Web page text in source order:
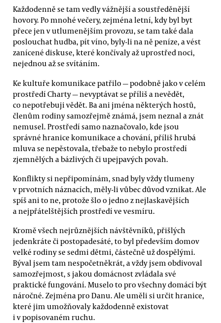
Každodenně se tam vedly vážnější a soustředěnější
hovory. Po mnohé večery, zejména letní, kdy byl byt
přece jen v utlumenějším provozu, se tam také dala
poslouchat hudba, pít víno, byly-li na ně peníze, a vést
zanícené diskuse, které končívaly až uprostřed noci,
nejednou až se svítáním.
Ke kultuře komunikace patřilo — podobně jako v celém
prostředí Charty — nevyptávat se příliš a nevědět,
co nepotřebuji vědět. Ba ani jména některých hostů,
členům rodiny samozřejmě známá, jsem neznal a znát
nemusel. Prostředí samo naznačovalo, kde jsou
správné hranice komunikace a chování, příliš hrubá
mluva se nepěstovala, třebaže to nebylo prostředí
zjemnělých a bázlivých či upejpavých povah.
Konflikty si nepřipomínám, snad byly vždy tlumeny
v prvotních náznacích, měly-li vůbec důvod vznikat. Ale
spíš ani to ne, protože šlo o jedno z nejlaskavějších
a nejpřátelštějších prostředí ve vesmíru.
Kromě všech nejrůznějších návštěvníků, přišlých
jedenkráte či postopadesáté, to byl především domov
velké rodiny se sedmi dětmi, částečně už dospělými.
Býval jsem tam nespočetněkrát, a vždy jsem obdivoval
samozřejmost, s jakou domácnost zvládala své
praktické fungování. Muselo to pro všechny domácí být
náročné. Zejména pro Danu. Ale uměli si určit hranice,
které jim umožňovaly každodenně existovat
i v popisovaném ruchu.